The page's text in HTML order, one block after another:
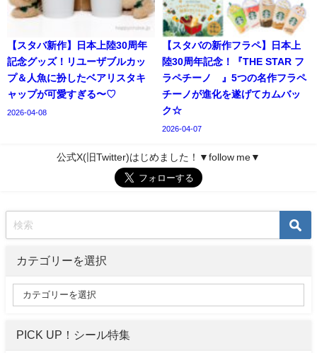
【スタバ新作】日本上陸30周年
記念グッズ！リユーザブルカッ
プ＆人魚に扮したベアリスタキ
ャップが可愛すぎる〜♡
2026-04-08
【スタバの新作フラペ】日本上
陸30周年記念！『THE STAR フ
ラペチーノ®』5つの名作フラペ
チーノが進化を遂げてカムバッ
ク☆
2026-04-07
公式X(旧Twitter)はじめました！▼follow me▼
カテゴリーを選択
PICK UP！シール特集